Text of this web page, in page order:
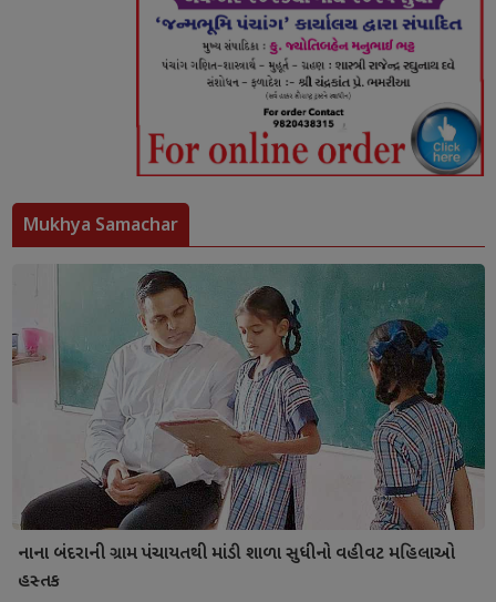
Mukhya Samachar
નાના બંદરાની ગ્રામ પંચાયતથી માંડી શાળા સુધીનો વહીવટ મહિલાઓ
હસ્તક